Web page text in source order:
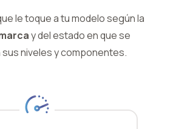
le toque a tu modelo según la
y delestado en que se
niveles y componentes.